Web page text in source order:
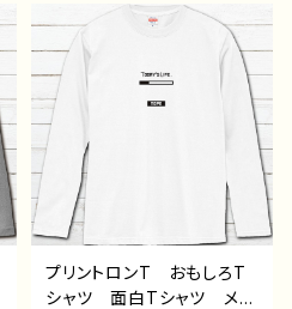
的 おすすめ 人気 イラ
ストレーター 絵師 オリ
ジナル デザイン グッ
ズ 白 長袖Tシャツ ロ
ングTシャツ タイトル：ハ
ムスター 作：風邪早ぼく
（僕）
プリントロンT おもしろT
シャツ 面白Tシャツ メン